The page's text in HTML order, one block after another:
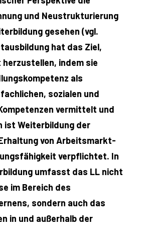
und Neustrukturierung
gesehen (vgl.
hat das Ziel,
indem sie
als
sozialen und
vermittelt und
ist Weiterbildung der
von Arbeitsmarkt-
verpflichtet. In
umfasst das LL nicht
im Bereich des
sondern auch das
in und außerhalb der